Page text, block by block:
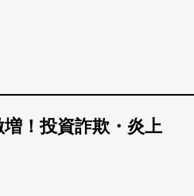
！投資詐欺・炎上